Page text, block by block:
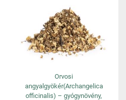
Orvosi
angyalgyökér(Archangelica
officinalis) – gyógynövény,